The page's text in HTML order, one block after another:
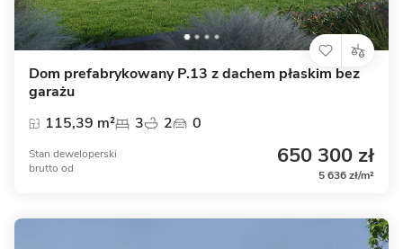
Dom prefabrykowany P.13 z dachem płaskim bez
garażu
115,39 m²
3 2 0
Stan deweloperski
brutto od 650 300 zł
5 636 zł/m²